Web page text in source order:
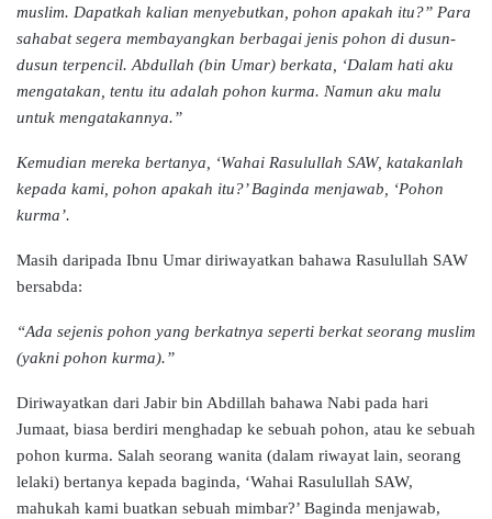
muslim. Dapatkah kalian menyebutkan, pohon apakah itu?” Para
sahabat segera membayangkan berbagai jenis pohon di dusun-
dusun terpencil. Abdullah (bin Umar) berkata, ‘Dalam hati aku
mengatakan, tentu itu adalah pohon kurma. Namun aku malu
untuk mengatakannya.”
Kemudian mereka bertanya, ‘Wahai Rasulullah SAW, katakanlah
kepada kami, pohon apakah itu?’ Baginda menjawab, ‘Pohon
kurma’.
Masih daripada Ibnu Umar diriwayatkan bahawa Rasulullah SAW
bersabda:
“Ada sejenis pohon yang berkatnya seperti berkat seorang muslim
(yakni pohon kurma).”
Diriwayatkan dari Jabir bin Abdillah bahawa Nabi pada hari
Jumaat, biasa berdiri menghadap ke sebuah pohon, atau ke sebuah
pohon kurma. Salah seorang wanita (dalam riwayat lain, seorang
lelaki) bertanya kepada baginda, ‘Wahai Rasulullah SAW,
mahukah kami buatkan sebuah mimbar?’ Baginda menjawab,